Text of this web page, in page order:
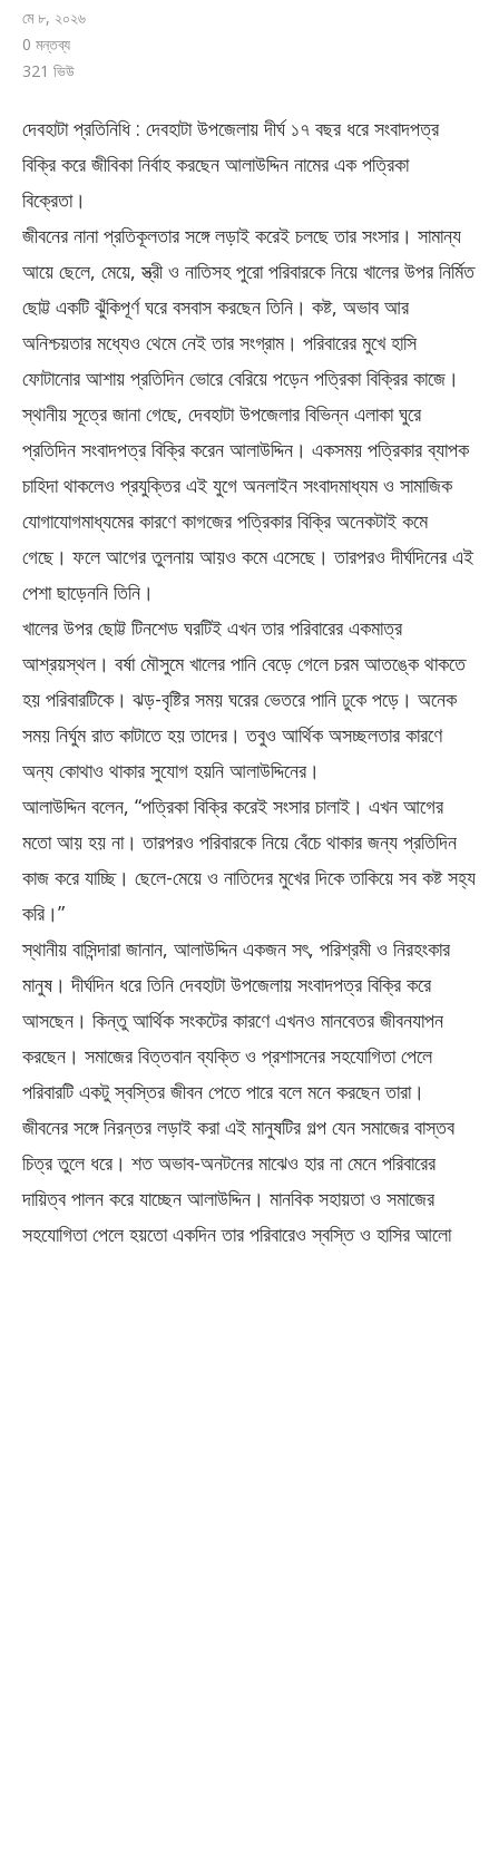
মে ৮, ২০২৬
0 মন্তব্য
321 ভিউ
দেবহাটা প্রতিনিধি : দেবহাটা উপজেলায় দীর্ঘ ১৭ বছর ধরে সংবাদপত্র
বিক্রি করে জীবিকা নির্বাহ করছেন আলাউদ্দিন নামের এক পত্রিকা
বিক্রেতা।
জীবনের নানা প্রতিকূলতার সঙ্গে লড়াই করেই চলছে তার সংসার। সামান্য
আয়ে ছেলে, মেয়ে, স্ত্রী ও নাতিসহ পুরো পরিবারকে নিয়ে খালের উপর নির্মিত
ছোট্ট একটি ঝুঁকিপূর্ণ ঘরে বসবাস করছেন তিনি। কষ্ট, অভাব আর
অনিশ্চয়তার মধ্যেও থেমে নেই তার সংগ্রাম। পরিবারের মুখে হাসি
ফোটানোর আশায় প্রতিদিন ভোরে বেরিয়ে পড়েন পত্রিকা বিক্রির কাজে।
স্থানীয় সূত্রে জানা গেছে, দেবহাটা উপজেলার বিভিন্ন এলাকা ঘুরে
প্রতিদিন সংবাদপত্র বিক্রি করেন আলাউদ্দিন। একসময় পত্রিকার ব্যাপক
চাহিদা থাকলেও প্রযুক্তির এই যুগে অনলাইন সংবাদমাধ্যম ও সামাজিক
যোগাযোগমাধ্যমের কারণে কাগজের পত্রিকার বিক্রি অনেকটাই কমে
গেছে। ফলে আগের তুলনায় আয়ও কমে এসেছে। তারপরও দীর্ঘদিনের এই
পেশা ছাড়েননি তিনি।
খালের উপর ছোট্ট টিনশেড ঘরটিই এখন তার পরিবারের একমাত্র
আশ্রয়স্থল। বর্ষা মৌসুমে খালের পানি বেড়ে গেলে চরম আতঙ্কে থাকতে
হয় পরিবারটিকে। ঝড়-বৃষ্টির সময় ঘরের ভেতরে পানি ঢুকে পড়ে। অনেক
সময় নির্ঘুম রাত কাটাতে হয় তাদের। তবুও আর্থিক অসচ্ছলতার কারণে
অন্য কোথাও থাকার সুযোগ হয়নি আলাউদ্দিনের।
আলাউদ্দিন বলেন, “পত্রিকা বিক্রি করেই সংসার চালাই। এখন আগের
মতো আয় হয় না। তারপরও পরিবারকে নিয়ে বেঁচে থাকার জন্য প্রতিদিন
কাজ করে যাচ্ছি। ছেলে-মেয়ে ও নাতিদের মুখের দিকে তাকিয়ে সব কষ্ট সহ্য
করি।”
স্থানীয় বাসিন্দারা জানান, আলাউদ্দিন একজন সৎ, পরিশ্রমী ও নিরহংকার
মানুষ। দীর্ঘদিন ধরে তিনি দেবহাটা উপজেলায় সংবাদপত্র বিক্রি করে
আসছেন। কিন্তু আর্থিক সংকটের কারণে এখনও মানবেতর জীবনযাপন
করছেন। সমাজের বিত্তবান ব্যক্তি ও প্রশাসনের সহযোগিতা পেলে
পরিবারটি একটু স্বস্তির জীবন পেতে পারে বলে মনে করছেন তারা।
জীবনের সঙ্গে নিরন্তর লড়াই করা এই মানুষটির গল্প যেন সমাজের বাস্তব
চিত্র তুলে ধরে। শত অভাব-অনটনের মাঝেও হার না মেনে পরিবারের
দায়িত্ব পালন করে যাচ্ছেন আলাউদ্দিন। মানবিক সহায়তা ও সমাজের
সহযোগিতা পেলে হয়তো একদিন তার পরিবারেও স্বস্তি ও হাসির আলো